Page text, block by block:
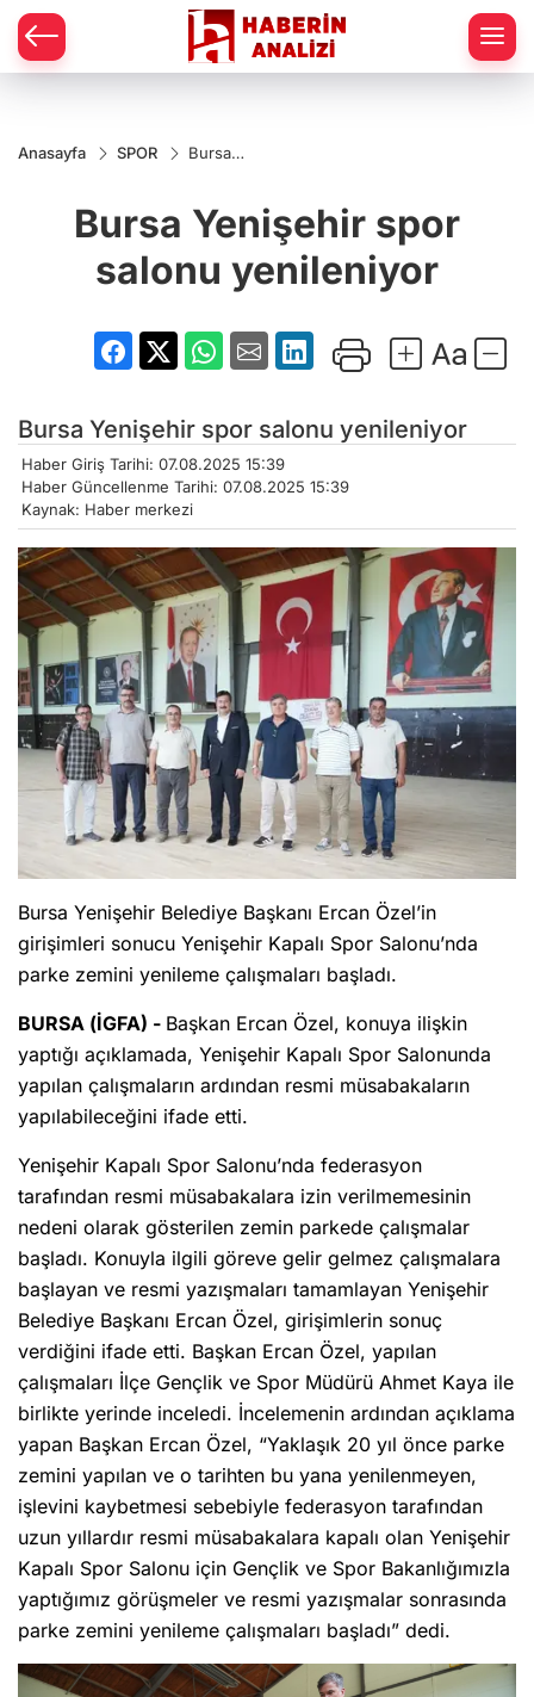
Anasayfa SPOR
Bursa
salonu
yenileniyor
Bursa Yenişehir spor
salonu yenileniyor
Bursa Yenişehir spor salonu yenileniyor
Haber Giriş Tarihi: 07.08.2025 15:39
Haber Güncellenme Tarihi: 07.08.2025 15:39
Kaynak: Haber merkezi
Bursa Yenişehir Belediye Başkanı Ercan Özel’in
girişimleri sonucu Yenişehir Kapalı Spor Salonu’nda
parke zemini yenileme çalışmaları başladı.
BURSA (İGFA) - Başkan Ercan Özel, konuya ilişkin
yaptığı açıklamada, Yenişehir Kapalı Spor Salonunda
yapılan çalışmaların ardından resmi müsabakaların
yapılabileceğini ifade etti.
Yenişehir Kapalı Spor Salonu’nda federasyon
tarafından resmi müsabakalara izin verilmemesinin
nedeni olarak gösterilen zemin parkede çalışmalar
başladı. Konuyla ilgili göreve gelir gelmez çalışmalara
başlayan ve resmi yazışmaları tamamlayan Yenişehir
Belediye Başkanı Ercan Özel, girişimlerin sonuç
verdiğini ifade etti. Başkan Ercan Özel, yapılan
çalışmaları İlçe Gençlik ve Spor Müdürü Ahmet Kaya ile
birlikte yerinde inceledi. İncelemenin ardından açıklama
yapan Başkan Ercan Özel, “Yaklaşık 20 yıl önce parke
zemini yapılan ve o tarihten bu yana yenilenmeyen,
işlevini kaybetmesi sebebiyle federasyon tarafından
uzun yıllardır resmi müsabakalara kapalı olan Yenişehir
Kapalı Spor Salonu için Gençlik ve Spor Bakanlığımızla
yaptığımız görüşmeler ve resmi yazışmalar sonrasında
parke zemini yenileme çalışmaları başladı” dedi.